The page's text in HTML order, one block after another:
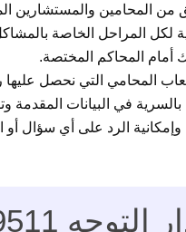
من المحامين والمستشارين
لكل المراحل الخاصة
أمام المحاكم المختصة.
المحامي التي نحصل عليها
بالسرية في البيانات
وإمكانية الرد على أي سؤال
على مدار الساعة